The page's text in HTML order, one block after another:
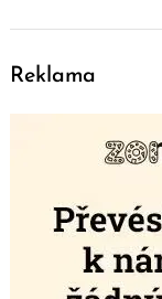
Reklama